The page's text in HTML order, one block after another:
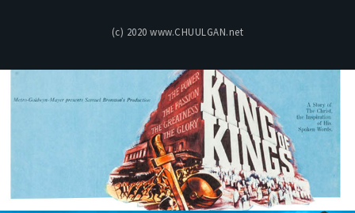
(c) 2020 www.CHUULGAN.net